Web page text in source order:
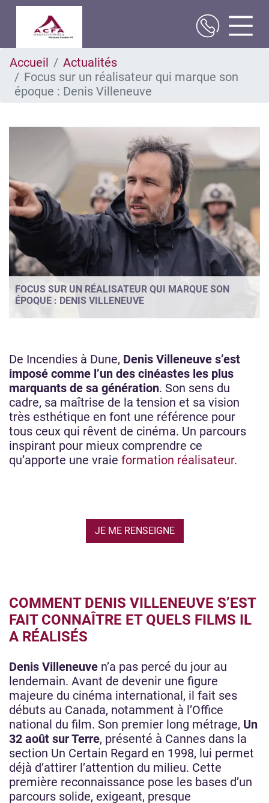
au
contenu
principal
Accueil
Actualités
Focus sur un réalisateur qui marque son
époque : Denis Villeneuve
FOCUS SUR UN RÉALISATEUR QUI MARQUE SON
ÉPOQUE : DENIS VILLENEUVE
De Incendies à Dune, Denis Villeneuve s’est
imposé comme l’un des cinéastes les plus
marquants de sa génération. Son sens du
cadre, sa maîtrise de la tension et sa vision
très esthétique en font une référence pour
tous ceux qui rêvent de cinéma. Un parcours
inspirant pour mieux comprendre ce
qu’apporte une vraie formation réalisateur.
JE ME RENSEIGNE
COMMENT DENIS VILLENEUVE S’EST
FAIT CONNAÎTRE ET QUELS FILMS IL
A RÉALISÉS
Denis Villeneuve n’a pas percé du jour au
lendemain. Avant de devenir une figure
majeure du cinéma international, il fait ses
débuts au Canada, notamment à l’Office
national du film. Son premier long métrage, Un
32 août sur Terre, présenté à Cannes dans la
section Un Certain Regard en 1998, lui permet
déjà d’attirer l’attention du milieu. Cette
première reconnaissance pose les bases d’un
parcours solide, exigeant, presque